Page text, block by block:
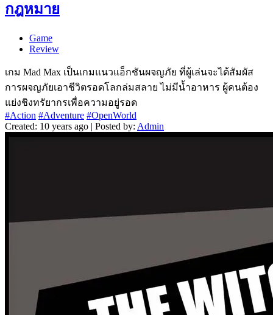
กฎหมาย
Game
Review
เกม Mad Max เป็นเกมแนวแอ็กชันผจญภัย ที่ผู้เล่นจะได้สัมผัส
การผจญภัยเอาชีวิตรอดโลกล่มสลาย ไม่มีน้ำอาหาร ผู้คนต้อง
แย่งชิงทรัยากรเพื่อความอยู่รอด
#Action #Adventure #OpenWorld
Created: 10 years ago | Posted by: Admin